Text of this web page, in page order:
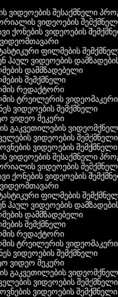
ვიდეოების შესაქმნელი
ვიდეოების შემქმნელი
ქონების ვიდეოების
ფილმების
ჰაულ ვიდეოების
დამმზადებელი
შემქმნელი
რედაქტორი
ტრეილერის ვიდეომაკერი
ვიდეოების შემქმნელი
ვიდეო მეკერი
გაკვეთილების
ვიდეოების შემქმნელი
ვიდეოების შემქმნელი
ვიდეოების შესაქმნელი
ვიდეოების შემქმნელი
ქონების ვიდეოების
ფილმების
ჰაულ ვიდეოების
დამმზადებელი
შემქმნელი
რედაქტორი
ტრეილერის ვიდეომაკერი
ვიდეოების შემქმნელი
ვიდეო მეკერი
გაკვეთილების
ვიდეოების შემქმნელი
ვიდეოების შემქმნელი